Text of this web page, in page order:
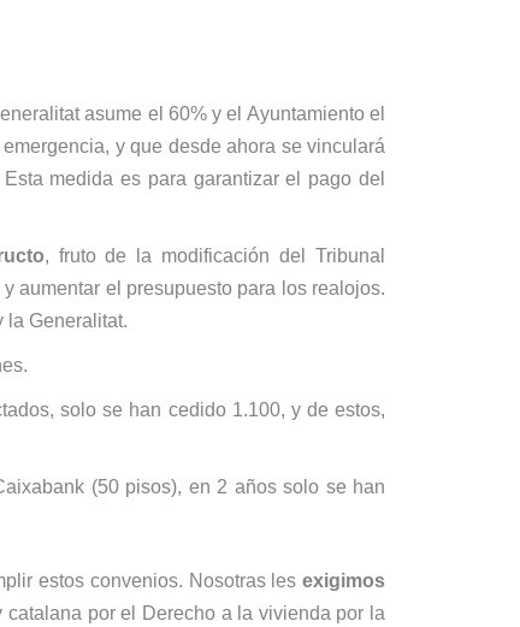
asume el 60% y el Ayuntamiento el
y que desde ahora se vinculará
medida es para garantizar el pago del
, fruto de la modificación del Tribunal
aumentar el presupuesto para los realojos.
la Generalitat.
solo se han cedido 1.100, y de estos,
(50 pisos), en 2 años solo se han
estos convenios. Nosotras les exigimos
por el Derecho a la vivienda por la